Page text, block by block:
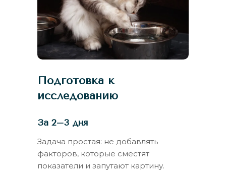
Подготовка к
исследованию
За 2–3 дня
Задача простая: не добавлять
факторов, которые сместят
показатели и запутают картину.